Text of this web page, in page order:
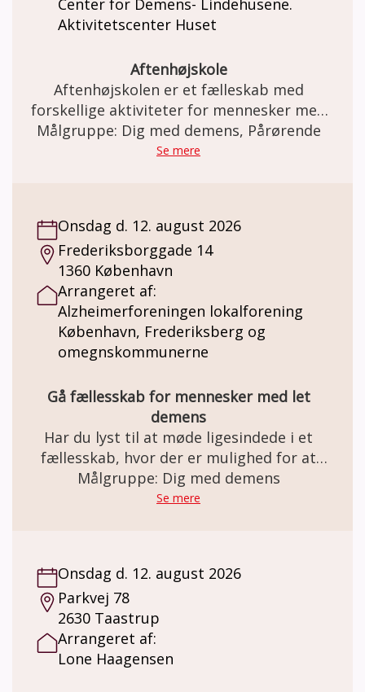
Ca. En halv times kaffe, hygge og fællesskab
efterfølgende Kørsel: Der er mulighed for
Kommune og Københavns Kommune. Ring til
afasi-skolen på 60104155 Alle kan være med
– ingen forudsætninger er nødvendige.
Musik skaber glæde, nærvær og
genkendelse. Vi glæder os til at synge
Center for Demens- Lindehusene.
Aktivitetscenter Huset
Aftenhøjskole
Aftenhøjskolen er et fælleskab med
forskellige aktiviteter for mennesker med
demens sammen med familie og venner.
Målgruppe: Dig med demens, Pårørende
Se mere
Onsdag d. 12. august 2026
Frederiksborggade 14
1360 København
Arrangeret af:
Alzheimerforeningen lokalforening
København, Frederiksberg og
omegnskommunerne
Gå fællesskab for mennesker med let
demens
Har du lyst til at møde ligesindede i et
fællesskab, hvor der er mulighed for at
skabe netværk, nye relationer – og måske
endda venskaber? Gåturene er med til at
Målgruppe: Dig med demens
Se mere
Onsdag d. 12. august 2026
Parkvej 78
2630 Taastrup
Arrangeret af:
Lone Haagensen